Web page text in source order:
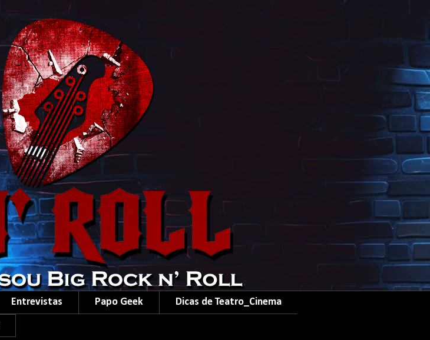
Entrevistas Papo Geek Dicas de Teatro_Cinema